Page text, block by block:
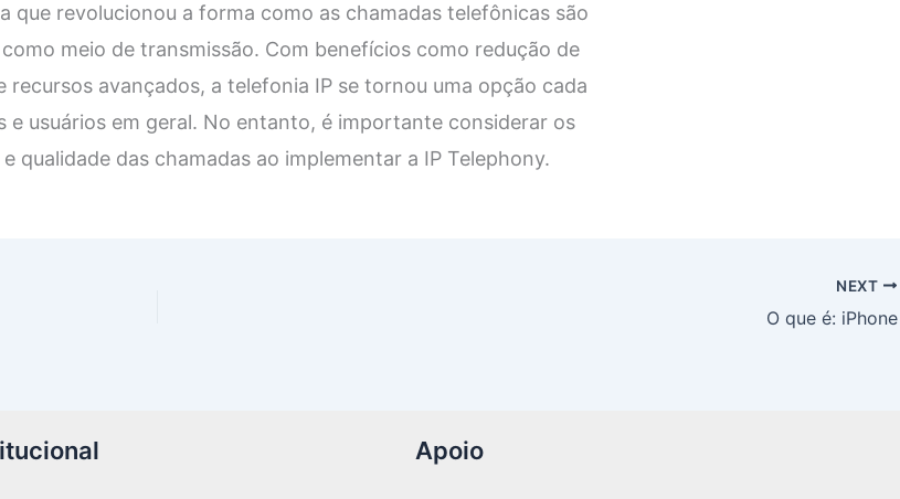
que revolucionou a forma como as chamadas telefônicas são
meio de transmissão. Com benefícios como redução de
recursos avançados, a telefonia IP se tornou uma opção cada
e usuários em geral. No entanto, é importante considerar os
qualidade das chamadas ao implementar a IP Telephony.
NEXT
O que é: iPhone
Apoio